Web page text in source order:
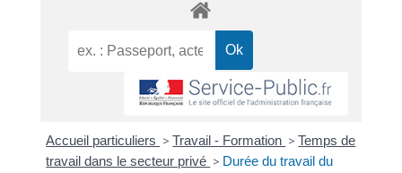
Accueil particuliers > Travail - Formation > Temps de
travail dans le secteur privé > Durée du travail du